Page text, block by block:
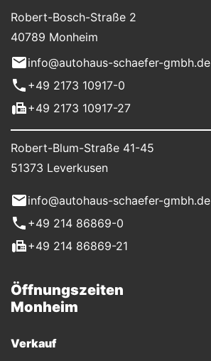
Robert-Bosch-Straße 2
40789 Monheim
info@autohaus-schaefer-gmbh.de
+49 2173 10917-0
+49 2173 10917-27
Robert-Blum-Straße 41-45
51373 Leverkusen
info@autohaus-schaefer-gmbh.de
+49 214 86869-0
+49 214 86869-21
Öffnungszeiten
Monheim
Verkauf